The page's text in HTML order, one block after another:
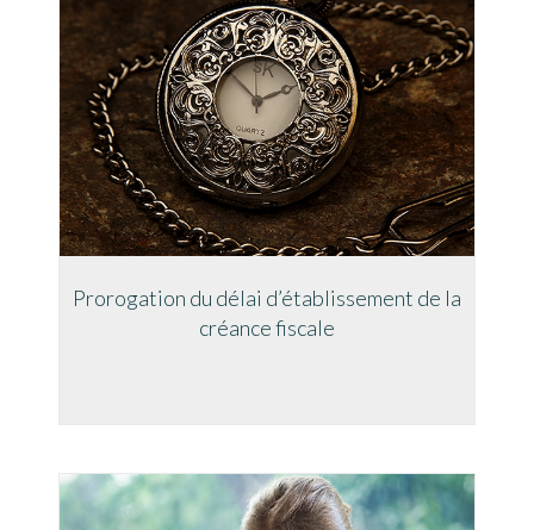
Prorogation du délai d’établissement de la
créance fiscale